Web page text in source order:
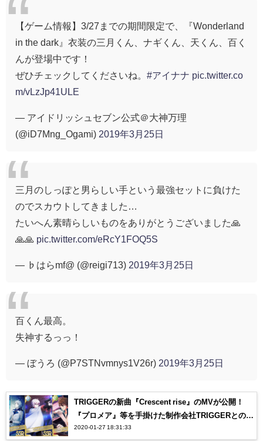
【ゲーム情報】3/27までの期間限定で、『Wonderland
in the dark』衣装の三月くん、ナギくん、天くん、百く
んが登場中です！
ぜひチェックしてくださいね。 #アイナナ pic.twitter.co
m/vLzJp41ULE
— アイドリッシュセブン公式＠大神万理
(@iD7Mng_Ogami) 2019年3月25日
三月のしっぽと男らしい手という最強セットに負けた
のでスカウトしてきました…
たいへん素晴らしいものをありがとうございました🙏
🙏🙏 pic.twitter.com/eRcY1FOQ5S
— ♭はらmf@ (@reigi713) 2019年3月25日
百くん最高。
失神するっっ！
— ぼうろ (@P7STNvmnys1V26r) 2019年3月25日
TRIGGERの新曲『Crescent rise』のMVが公開！
『プロメア』等を手掛けた制作会社TRIGGERとのコ
ラボにオタク感涙…【アイナナ】
2020-01-27 18:31:33